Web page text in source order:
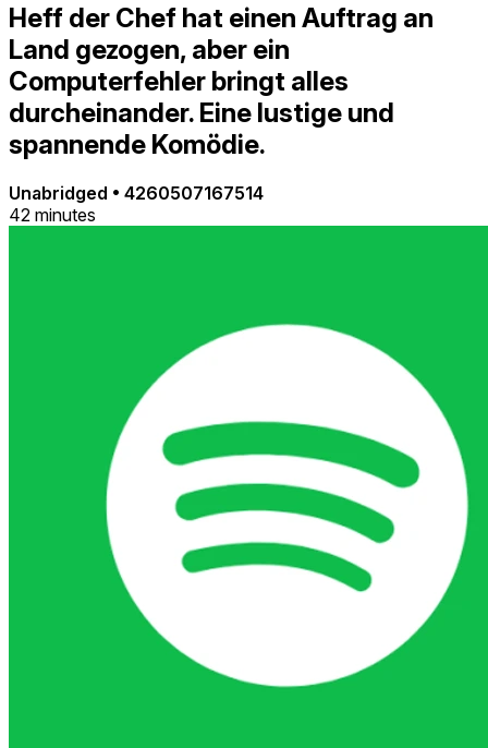
Heff der Chef hat einen Auftrag an
Land gezogen, aber ein
Computerfehler bringt alles
durcheinander. Eine lustige und
spannende Komödie.
Unabridged • 4260507167514
42 minutes